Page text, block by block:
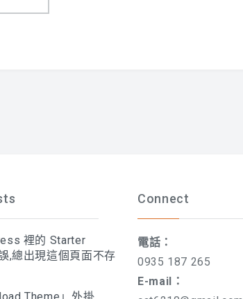
裡的 Starter
,總出現這個頁面不存
Connect
電話：
0935 187 265
E-mail：